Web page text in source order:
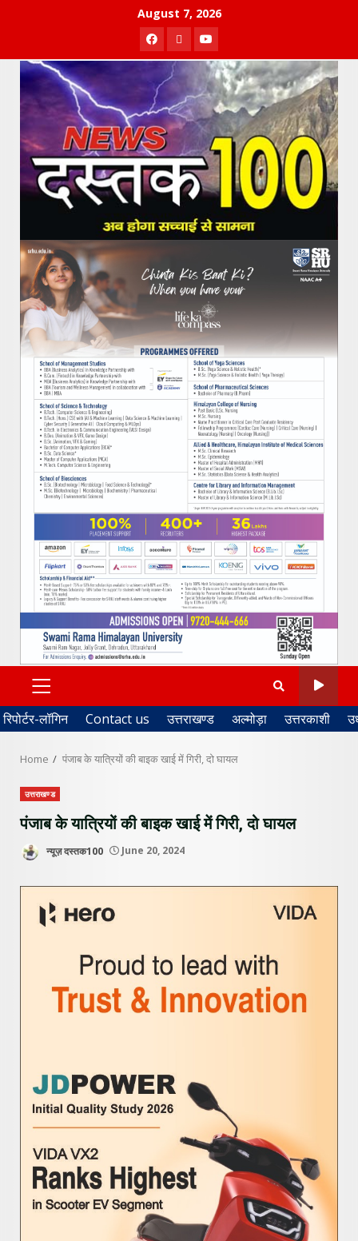
August 7, 2026
Facebook
TwitterYoutube
PRIMARY
MENU
रिपोर्टर-लॉगिन Contact us उत्तराखण्ड अल्मोड़ा उत्तरकाशी
Home पंजाब के यात्रियों की बाइक खाई में गिरी, दो घायल
उत्तराखण्ड
पंजाब के यात्रियों की बाइक खाई में गिरी, दो घायल
न्यूज़ दस्तक100 June 20, 2024